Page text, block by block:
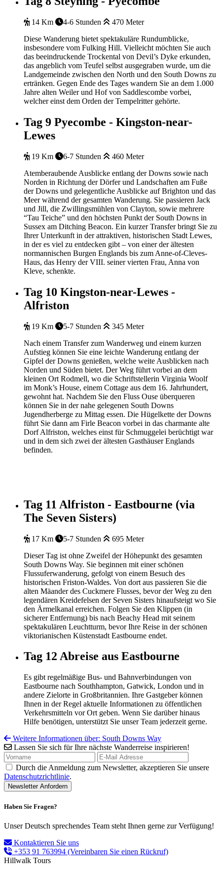
14 Km 4-6 Stunden
470 Meter
Diese Wanderung bietet spektakuläre Rundumblicke,
insbesondere vom Fulking Hill. Vielleicht möchten Sie auch
das beeindruckende Trockental von Devil’s Dyke erkunden,
das angeblich vom Teufel selbst ausgegraben wurde, um die
Landgemeinde zwischen den North und den South Downs zu
ertränken. Gegen Ende des Tages wandern Sie an dem 1.000
Jahre alten Weiler und Hof von Saddlescombe vorbei,
welcher einst dem Orden der Tempelritter gehörte.
Tag 9 Pyecombe - Kingston-near-
Lewes
19 Km 6-7 Stunden
460 Meter
Atemberaubende Ausblicke entlang der Downs sowie nach
Norden in Richtung der Dörfer und Landschaften am Fuße
der Downs und gelegentliche Ausblicke auf Brighton und das
Meer während der gesamten Wanderung. Sie passieren Jack
und Jill, die Zwillingsmühlen von Clayton, sowie mehrere
“Tau Teiche” und den höchsten Punkt der South Downs in
Sussex am Ditching Beacon. Ein kurzer Transfer bringt Sie zu
Ihrer Unterkunft in der attraktiven, historischen Stadt Lewes,
in der es viel zu entdecken gibt – von einer der ältesten
normannischen Burgen Englands bis zum Anne-of-Cleves-
Haus, das Henry der VIII. seiner vierten Frau, Anna von
Kleve, schenkte.
Tag 10 Kingston-near-Lewes -
Alfriston
19 Km 5-7 Stunden
345 Meter
Nach einem Transfer zum Wanderweg und einem kurzen
Aufstieg können Sie eine leichte Wanderung entlang der
Gipfel der Downs genießen, welche weite Ausblicken nach
Norden und Süden bietet. Der Weg führt vorbei an dem
kleinen Ort Rodmell, wo die Schriftstellerin Virginia Woolf
im Monk’s House, einem Cottage aus dem 16. Jahrhundert,
gewohnt hat. Nachdem Sie den Fluss Ouse überqueren
können Sie in der nahe gelegenen South Downs
Jugendherberge zu Mittag essen. Die Hügelkette der Downs
führt Sie dann am Firle Beacon vorbei in das charmante alte
Dorf Alfriston, welches einst für Schmuggelei berüchtigt war
und in dem sich zwei der ältesten Gasthäuser Englands
befinden.
Tag 11 Alfriston - Eastbourne (via
The Seven Sisters)
17 Km 5-7 Stunden
695 Meter
Dieser Tag ist ohne Zweifel der Höhepunkt des gesamten
South Downs Way. Sie beginnen mit einer schönen
Flussuferwanderung, gefolgt von einem Besuch des
historischen Friston-Waldes. Von dort aus passieren Sie die
alten Mäander des Cuckmere Flusses, bevor der Weg zu den
legendären Kreidefelsen der Seven Sisters hinaufsteigt wo Sie
den Ärmelkanal erreichen. Folgen Sie den Klippen (in
sicherer Entfernung) bis nach Beachy Head mit seinem
spektakulären Leuchtturm, bevor Ihre Reise in der schönen
viktorianischen Küstenstadt Eastbourne endet.
Tag 12 Abreise aus Eastbourne
Es gibt regelmäßige Bus- und Bahnverbindungen von
Eastbourne nach Southhampton, Gatwick, London und in
andere Zielorte in Großbritannien. Ihre Gastgeber können
Ihnen in der Regel aktuelle Informationen zu öffentlichen
Verkehrsmitteln vor Ort geben. Wenn Sie darüber hinaus
Hilfe benötigen, unterstützt Sie unser Team jederzeit gerne.
Weitere Informationen über: South Downs Way
Lassen Sie sich für Ihre nächste Wanderreise inspirieren!
Durch die Anmeldung zum Newsletter, akzeptieren Sie unsere
Datenschutzrichtlinie.
Haben Sie Fragen?
Unser Deutsch sprechendes Team steht Ihnen gerne zur Verfügung!
Kontaktieren Sie uns
+353 91 763994 (Vereinbaren Sie einen Rückruf)
Hillwalk Tours